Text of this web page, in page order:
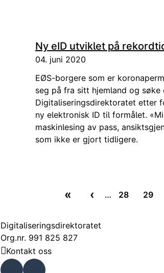
Ny eID utviklet på
04. juni 2020
EØS-borgere som er
seg på fra sitt hjemland og
Digitaliseringsdirektoratet etter
ny elektronisk ID til formålet.
maskinlesing av pass,
som ikke er gjort tidligere.
«
‹
…
28
29
Digitaliseringsdirektoratet
Org.nr. 991 825 827
Kontakt oss
FacebLinke